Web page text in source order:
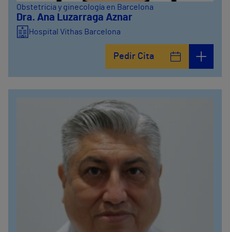
Obstetricia y ginecología en Barcelona
Dra. Ana Luzarraga Aznar
Hospital Vithas Barcelona
Pedir Cita